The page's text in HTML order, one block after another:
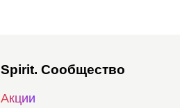
Spirit. Сообщество
Акции